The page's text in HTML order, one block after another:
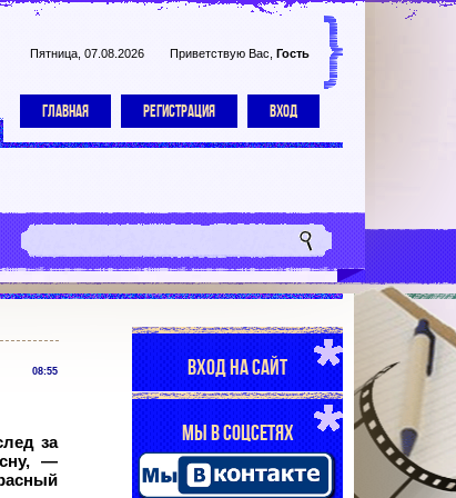
Пятница, 07.08.2026 Приветствую Вас Гость
ГЛАВНАЯ РЕГИСТРАЦИЯ ВХОД
08:55
за
—
ВХОД НА САЙТ
МЫ В СОЦСЕТЯХ